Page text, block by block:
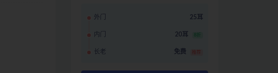
外门 25耳
内门 20耳 8折
长老 免费 推荐